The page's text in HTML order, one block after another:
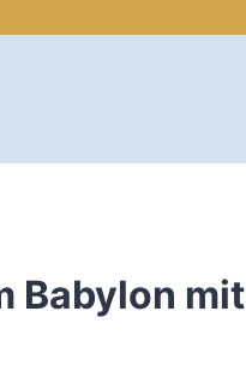
Babylon mit